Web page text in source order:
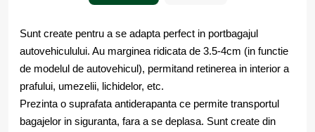
Sunt create pentru a se adapta perfect in portbagajul
autovehiculului. Au marginea ridicata de 3.5-4cm (in functie
de modelul de autovehicul), permitand retinerea in interior a
prafului, umezelii, lichidelor, etc.
Prezinta o suprafata antiderapanta ce permite transportul
bagajelor in siguranta, fara a se deplasa. Sunt create din